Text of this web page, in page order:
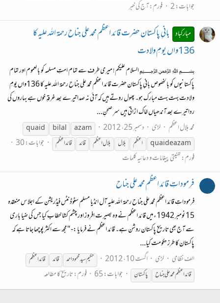
جوابات: 2 فورم:آج کی خبر
مبارکباد بانیِ پاکستان حضرت قائد اعظم محمد علی جناح رحمۃ اللہ علیہ کا
136واں یومِ ولادت
﷽ السلام علیکم! میری طرف سے تمام امتِ مسلمہ کو با لعموم اور تمام
پاکستانیوں کو بالخصوص بانیِ پاکستان حضرت قائد اعظم محمد علی جناح رحمۃ اللہ علیہ کا 136واں یومِ
ولادت بہت بہت مبارک ہو۔ پھول روتے ہیں کہ آئی نہ صدا تیرے بعد غرقہِ خوں ہے بہاروں کی
ردا تیرے بعد آندھیاں خاک ا ڑاتی ہیں سرِ صحنِ...
محمد بلال اعظم لڑی دسمبر 25، 2012 azam
bilal
quaid
quaid e azam
اعظم بلال بلال اعظم قائد قائداعظم
جوابات: 30
فورم:تہنیتی پیغامات و دعائیہ کلمات
فرموداتِ قائد اعظم محمد علی جناح
فرموداتِ قائد اعظم محمد علی جناح رحمۃ اللہ علیہ آل انڈیا مسلم سٹوڈنٹس فیڈریشن کے اجلاس منعقدہ
15 نومبر 1942 ء میں قائد اعظم نے وہ بصیرت افروز اور چشم کشا خطاب کیا جس کی ضیا باری
سے آج بھی تاریخ پاکستان روشن ہے۔ قائد اعظم نے فرمایا :- " مجھ سے اکثر پوچھا جاتا ہے کہ
پاکستان کا طرز حکومت کیا...
الف نظامی
لڑی اگست 10، 2012 حکیم سید محمود احمد قائد قائداعظم
قائداعظم محمد علی جناح پاکستان جوابات: 65 فورم:تاریخ کا مطالعہ